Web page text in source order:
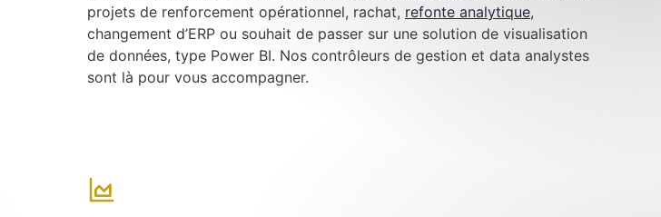
projets de renforcement opérationnel, rachat, refonte analytique,
changement d’ERP ou souhait de passer sur une solution de visualisation
de données, type Power BI. Nos contrôleurs de gestion et data analystes
sont là pour vous accompagner.